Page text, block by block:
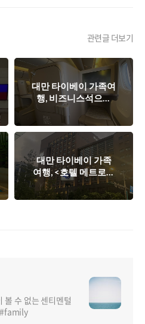
관련글 더보기
대만 타이베이 가족여
행, 비즈니스석으로
럭셔리하게 다녀오
자!
대만 타이베이 가족
여행, <호텔 메트로폴
리탄 프리미어 타이베
이> 강력 추천 이유!
볼 수 없는 센티멘털